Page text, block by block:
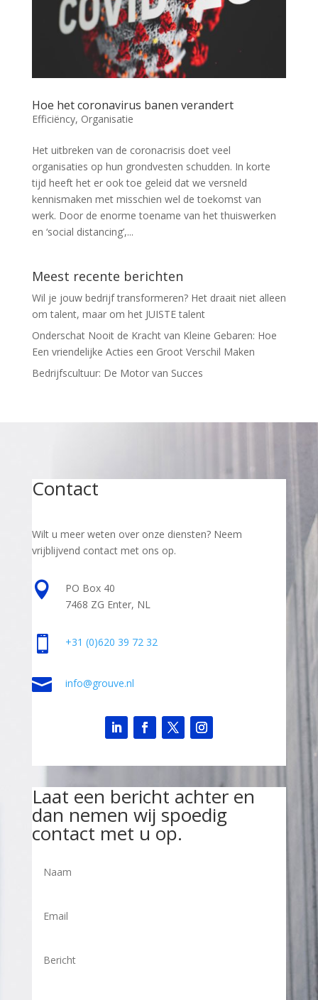
Hoe het coronavirus banen verandert
Efficiëncy, Organisatie
Het uitbreken van de coronacrisis doet veel
organisaties op hun grondvesten schudden. In korte
tijd heeft het er ook toe geleid dat we versneld
kennismaken met misschien wel de toekomst van
werk. Door de enorme toename van het thuiswerken
en ‘social distancing’,...
Meest recente berichten
Wil je jouw bedrijf transformeren? Het draait niet alleen
om talent, maar om het JUISTE talent
Onderschat Nooit de Kracht van Kleine Gebaren: Hoe
Een vriendelijke Acties een Groot Verschil Maken
Bedrijfscultuur: De Motor van Succes
Contact
Wilt u meer weten over onze diensten? Neem
vrijblijvend contact met ons op.

PO Box 40
7468 ZG Enter, NL
 +31 (0)620 39 72 32
 info@grouve.nl
Laat een bericht achter en
dan nemen wij spoedig
contact met u op.